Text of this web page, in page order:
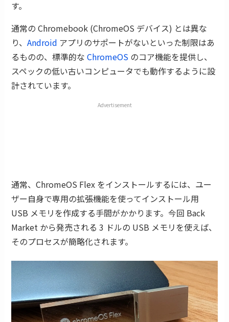
す。
通常の Chromebook (ChromeOS デバイス) とは異な
り、Android アプリのサポートがないといった制限はあ
るものの、標準的なChromeOS のコア機能を提供し、
スペックの低い古いコンピュータでも動作するように設
計されています。
Advertisement
通常、ChromeOS Flex をインストールするには、ユー
ザー自身で専用の拡張機能を使ってインストール用
USB メモリを作成する手間がかかります。今回 Back
Market から発売される 3 ドルの USB メモリを使えば、
そのプロセスが簡略化されます。